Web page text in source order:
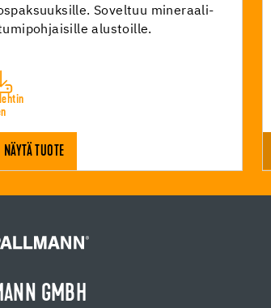
Soveltuu mineraali-
alustoille.
NÄYTÄ TUOTE
GMBH